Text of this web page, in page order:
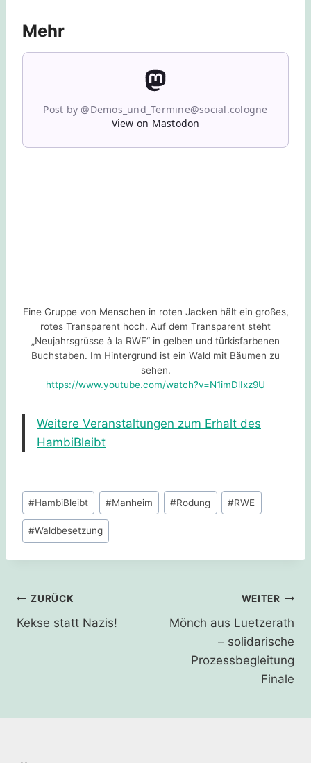
Mehr
Post by @Demos_und_Termine@social.cologne
View on Mastodon
Eine Gruppe von Menschen in roten Jacken hält ein großes,
rotes Transparent hoch. Auf dem Transparent steht
„Neujahrsgrüsse à la RWE“ in gelben und türkisfarbenen
Buchstaben. Im Hintergrund ist ein Wald mit Bäumen zu
sehen.
https://www.youtube.com/watch?v=N1imDlIxz9U
Weitere Veranstaltungen zum Erhalt des
HambiBleibt
Schlagworte:
#HambiBleibt #Manheim #Rodung #RWE
#Waldbesetzung
Beitragsnavigation
ZURÜCK
Kekse statt Nazis!
WEITER
Mönch aus Luetzerath
– solidarische
Prozessbegleitung
Finale